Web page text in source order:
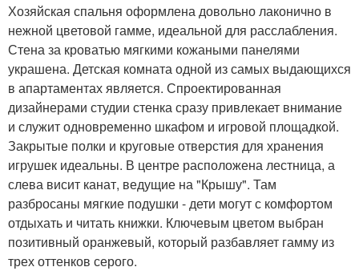
Хозяйская спальня оформлена довольно лаконично в
нежной цветовой гамме, идеальной для расслабления.
Стена за кроватью мягкими кожаными панелями
украшена. Детская комната одной из самых выдающихся
в апартаментах является. Спроектированная
дизайнерами студии стенка сразу привлекает внимание
и служит одновременно шкафом и игровой площадкой.
Закрытые полки и круговые отверстия для хранения
игрушек идеальны. В центре расположена лестница, а
слева висит канат, ведущие на "Крышу". Там
разбросаны мягкие подушки - дети могут с комфортом
отдыхать и читать книжки. Ключевым цветом выбран
позитивный оранжевый, который разбавляет гамму из
трех оттенков серого.